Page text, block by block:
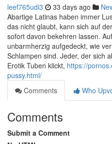
leef765udi3 33 days ago
Abartige Latinas haben immer
das nicht glaubt, kann sich auf
sofort davon bekehren lassen.
unbarmherzig aufgedeckt, wie
Schlampen sind. Jeder, der sich
Erotik Tuben klickt, https://
pussy.html/
Comments
Who
Comments
Submit a Comment